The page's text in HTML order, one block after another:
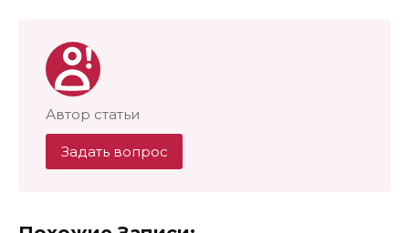
Автор статьи
Задать вопрос